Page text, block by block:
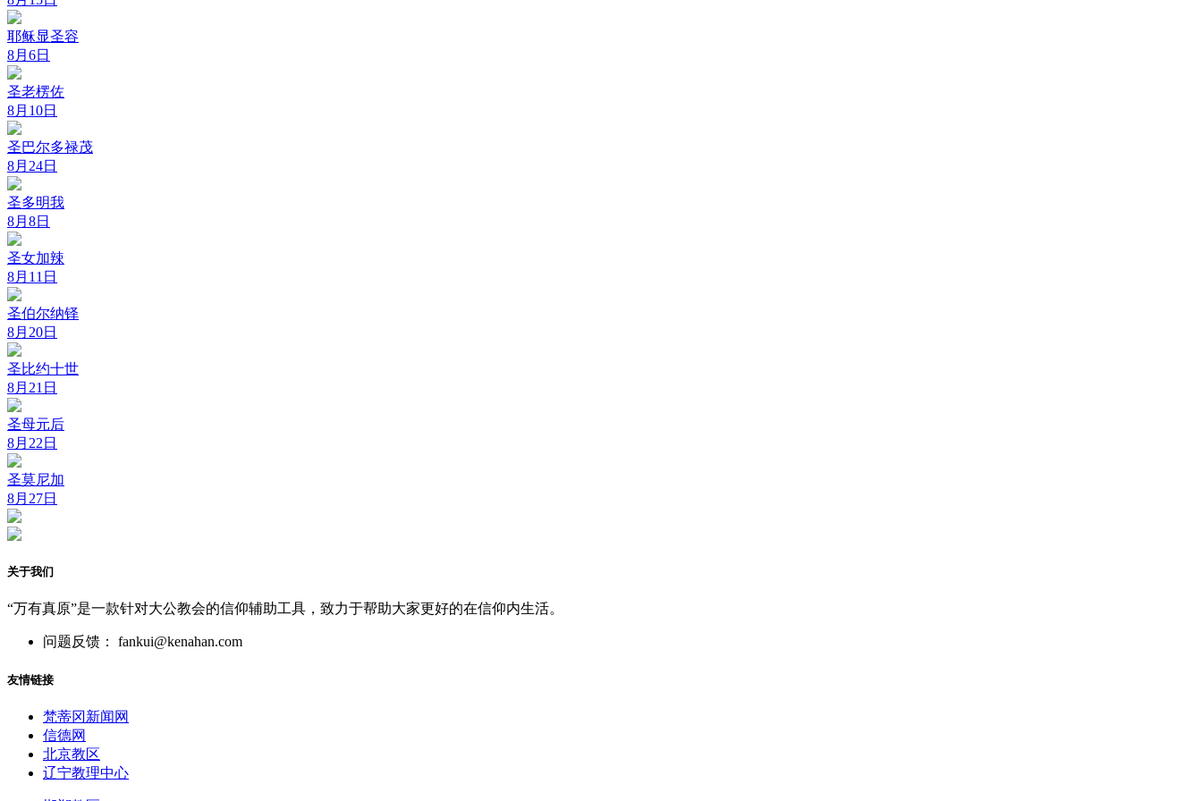
耶稣显圣容
8月6日
圣老楞佐
8月10日
圣巴尔多禄茂
8月24日
圣多明我
8月8日
圣女加辣
8月11日
圣伯尔纳铎
8月20日
圣比约十世
8月21日
圣母元后
8月22日
圣莫尼加
8月27日
关于我们
“万有真原”是一款针对大公教会的信仰辅助工具，致力于帮助大家更好的在信仰内生活。
问题反馈： fankui@kenahan.com
友情链接
梵蒂冈新闻网
信德网
北京教区
辽宁教理中心